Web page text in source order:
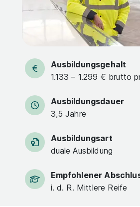
Ausbildungsgehalt
1.133 – 1.299 € brutto
Ausbildungsdauer
3,5 Jahre
Ausbildungsart
duale Ausbildung
Empfohlener
i. d. R. Mittlere Reife